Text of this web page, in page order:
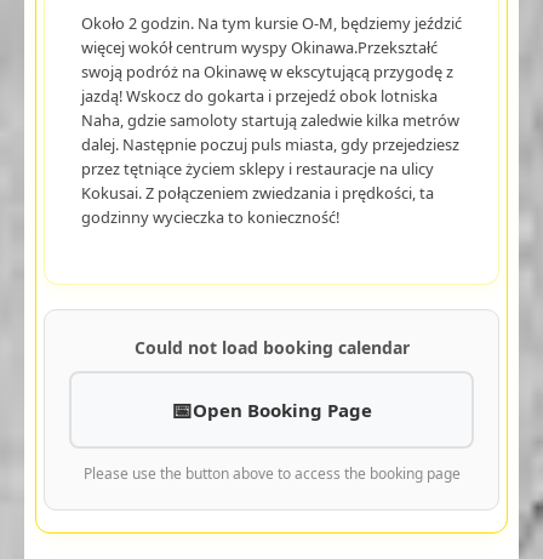
Około 2 godzin. Na tym kursie O-M, będziemy jeździć
więcej wokół centrum wyspy Okinawa.Przekształć
swoją podróż na Okinawę w ekscytującą przygodę z
jazdą! Wskocz do gokarta i przejedź obok lotniska
Naha, gdzie samoloty startują zaledwie kilka metrów
dalej. Następnie poczuj puls miasta, gdy przejedziesz
przez tętniące życiem sklepy i restauracje na ulicy
Kokusai. Z połączeniem zwiedzania i prędkości, ta
godzinny wycieczka to konieczność!
Could not load booking calendar
Open Booking Page
Please use the button above to access the booking page